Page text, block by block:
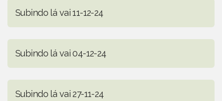
Subindo lá vai 11-12-24
Subindo lá vai 04-12-24
Subindo lá vai 27-11-24